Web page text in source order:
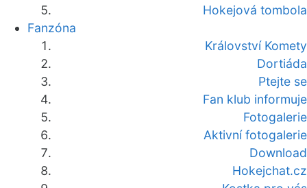
Hokejová tombola
Fanzóna
Království Komety
Dortiáda
Ptejte se
Fan klub informuje
Fotogalerie
Aktivní fotogalerie
Download
Hokejchat.cz